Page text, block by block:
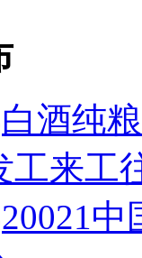
白酒纯
工来工
20021